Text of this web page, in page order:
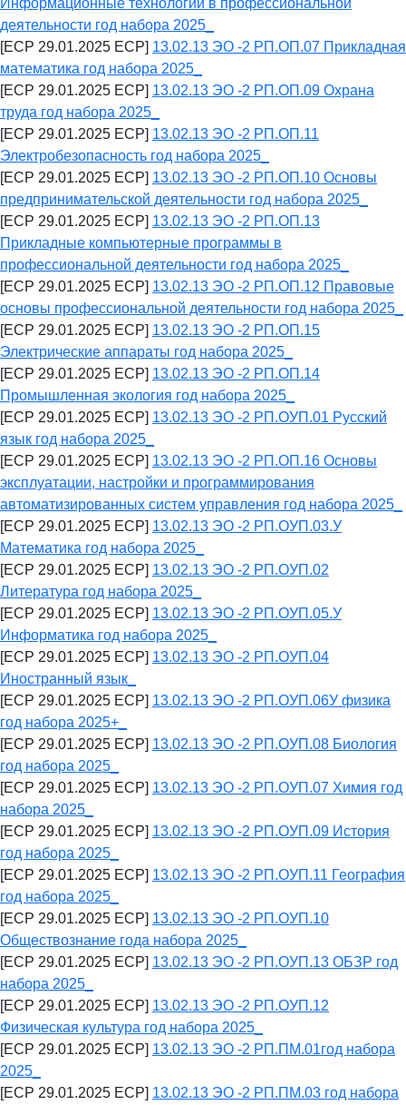
деятельности год набора 2025_
[ECP 29.01.2025 ECP] 13.02.13 ЭО -2 РП.ОП.07 Прикладная
математика год набора 2025_
[ECP 29.01.2025 ECP] 13.02.13 ЭО -2 РП.ОП.09 Охрана
труда год набора 2025_
[ECP 29.01.2025 ECP] 13.02.13 ЭО -2 РП.ОП.11
Электробезопасность год набора 2025_
[ECP 29.01.2025 ECP] 13.02.13 ЭО -2 РП.ОП.10 Основы
предпринимательской деятельности год набора 2025_
[ECP 29.01.2025 ECP] 13.02.13 ЭО -2 РП.ОП.13
Прикладные компьютерные программы в
профессиональной деятельности год набора 2025_
[ECP 29.01.2025 ECP] 13.02.13 ЭО -2 РП.ОП.12 Правовые
основы профессиональной деятельности год набора 2025_
[ECP 29.01.2025 ECP] 13.02.13 ЭО -2 РП.ОП.15
Электрические аппараты год набора 2025_
[ECP 29.01.2025 ECP] 13.02.13 ЭО -2 РП.ОП.14
Промышленная экология год набора 2025_
[ECP 29.01.2025 ECP] 13.02.13 ЭО -2 РП.ОУП.01 Русский
язык год набора 2025_
[ECP 29.01.2025 ECP] 13.02.13 ЭО -2 РП.ОП.16 Основы
эксплуатации, настройки и программирования
автоматизированных систем управления год набора 2025_
[ECP 29.01.2025 ECP] 13.02.13 ЭО -2 РП.ОУП.03.У
Математика год набора 2025_
[ECP 29.01.2025 ECP] 13.02.13 ЭО -2 РП.ОУП.02
Литература год набора 2025_
[ECP 29.01.2025 ECP] 13.02.13 ЭО -2 РП.ОУП.05.У
Информатика год набора 2025_
[ECP 29.01.2025 ECP] 13.02.13 ЭО -2 РП.ОУП.04
Иностранный язык_
[ECP 29.01.2025 ECP] 13.02.13 ЭО -2 РП.ОУП.06У физика
год набора 2025+_
[ECP 29.01.2025 ECP] 13.02.13 ЭО -2 РП.ОУП.08 Биология
год набора 2025_
[ECP 29.01.2025 ECP] 13.02.13 ЭО -2 РП.ОУП.07 Химия год
набора 2025_
[ECP 29.01.2025 ECP] 13.02.13 ЭО -2 РП.ОУП.09 История
год набора 2025_
[ECP 29.01.2025 ECP] 13.02.13 ЭО -2 РП.ОУП.11 География
год набора 2025_
[ECP 29.01.2025 ECP] 13.02.13 ЭО -2 РП.ОУП.10
Обществознание года набора 2025_
[ECP 29.01.2025 ECP] 13.02.13 ЭО -2 РП.ОУП.13 ОБЗР год
набора 2025_
[ECP 29.01.2025 ECP] 13.02.13 ЭО -2 РП.ОУП.12
Физическая культура год набора 2025_
[ECP 29.01.2025 ECP] 13.02.13 ЭО -2 РП.ПМ.01год набора
2025_
[ECP 29.01.2025 ECP] 13.02.13 ЭО -2 РП.ПМ.03 год набора